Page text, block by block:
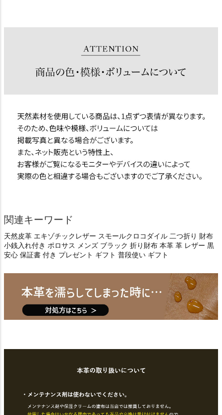
関連キーワード
天然皮革 エキゾチックレザー スモールクロコダイル 二つ折り 財布
小銭入れ付き ポロサス メンズ ブラック 折り財布 本革 革 レザー 黒
安心 保証書 付き プレゼント ギフト 普段使い ギフト